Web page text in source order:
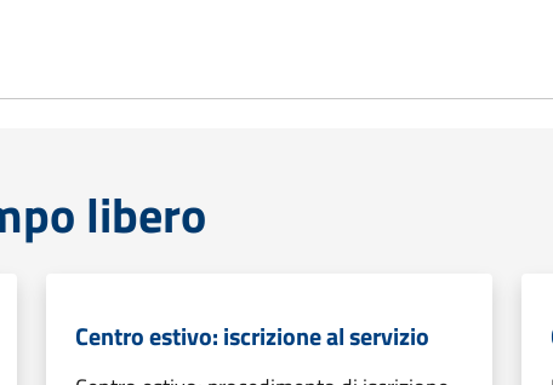
libero
Centro estivo: iscrizione al servizio